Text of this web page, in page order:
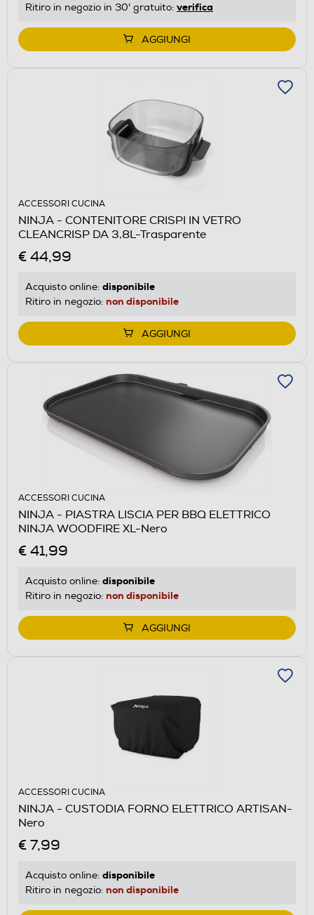
Ritiro in negozio in 30' gratuito: verifica
AGGIUNGI
ACCESSORI CUCINA
NINJA - CONTENITORE CRISPI IN VETRO
CLEANCRISP DA 3,8L-Trasparente
€ 44,99
Acquisto online: disponibile
Ritiro in negozio: non disponibile
AGGIUNGI
ACCESSORI CUCINA
NINJA - PIASTRA LISCIA PER BBQ ELETTRICO
NINJA WOODFIRE XL-Nero
€ 41,99
Acquisto online: disponibile
Ritiro in negozio: non disponibile
AGGIUNGI
ACCESSORI CUCINA
NINJA - CUSTODIA FORNO ELETTRICO ARTISAN-
Nero
€ 7,99
Acquisto online: disponibile
Ritiro in negozio: non disponibile